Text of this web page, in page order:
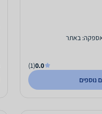
באתר
0.0
(1)
נוספים